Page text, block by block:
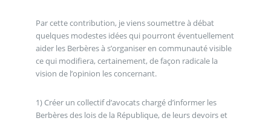
Par cette contribution, je viens soumettre à débat
quelques modestes idées qui pourront éventuellement
aider les Berbères à s’organiser en communauté visible
ce qui modifiera, certainement, de façon radicale la
vision de l’opinion les concernant.
1) Créer un collectif d’avocats chargé d’informer les
Berbères des lois de la République, de leurs devoirs et